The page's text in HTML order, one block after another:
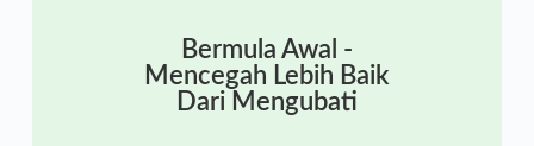
Bermula Awal -
Mencegah Lebih Baik
Dari Mengubati